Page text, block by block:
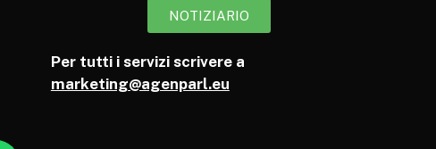
NOTIZIARIO
Per tutti i servizi scrivere a
marketing@agenparl.eu